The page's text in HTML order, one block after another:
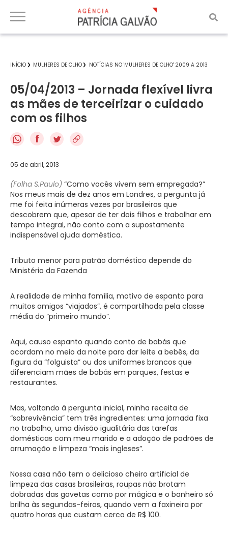
INÍCIO MULHERES DE OLHO NOTÍCIAS NO 'MULHERES DE OLHO' 2009 A 2013
05/04/2013 – Jornada flexível livra
as mães de terceirizar o cuidado
com os filhos
f
05 de abril, 2013
(Folha S.Paulo) “Como vocês vivem sem empregada?”
Nos meus mais de dez anos em Londres, a pergunta já
me foi feita inúmeras vezes por brasileiros que
descobrem que, apesar de ter dois filhos e trabalhar em
tempo integral, não conto com a supostamente
indispensável ajuda doméstica.
Tributo menor para patrão doméstico depende do
Ministério da Fazenda
A realidade de minha família, motivo de espanto para
muitos amigos “viajados”, é compartilhada pela classe
média do “primeiro mundo”.
Aqui, causo espanto quando conto de babás que
acordam no meio da noite para dar leite a bebês, da
figura da “folguista” ou dos uniformes brancos que
diferenciam mães de babás em parques, festas e
restaurantes.
Mas, voltando à pergunta inicial, minha receita de
“sobrevivência” tem três ingredientes: uma jornada fixa
no trabalho, uma divisão igualitária das tarefas
domésticas com meu marido e a adoção de padrões de
arrumação e limpeza “mais ingleses”.
Nossa casa não tem o delicioso cheiro artificial de
limpeza das casas brasileiras, roupas não brotam
dobradas das gavetas como por mágica e o banheiro só
brilha às segundas-feiras, quando vem a faxineira por
quatro horas que custam cerca de R$ 100.